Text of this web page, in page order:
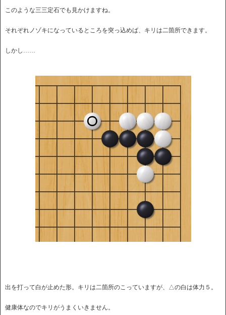
このような三三定石でも見かけますね。
それぞれノゾキになっているところを突っ込めば、キリは二箇所できます。
しかし……
出を打って白が止めた形。キリは二箇所のこっていますが、△の白は体力５。
健康体なのでキリがうまくいきません。